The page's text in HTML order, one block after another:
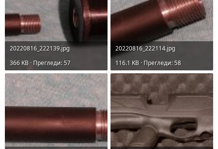
20220816_222139.jpg
366 KB · Прегледи: 57
20220816_222114.jpg
116.1 KB · Прегледи: 58